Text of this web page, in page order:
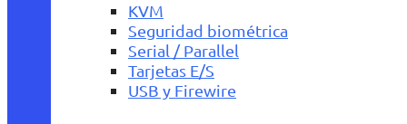
KVM
Seguridad biométrica
Serial / Parallel
Tarjetas E/S
USB y Firewire